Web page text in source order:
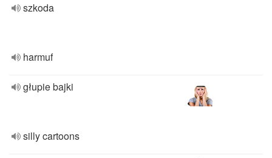
szkoda
harmuf
głupie bajki
silly cartoons